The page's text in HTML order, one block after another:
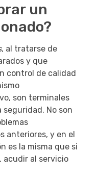
un
, al tratarse de
y que
control de calidad
son terminales
No son
anteriores, y en el
es la misma que si
acudir al servicio